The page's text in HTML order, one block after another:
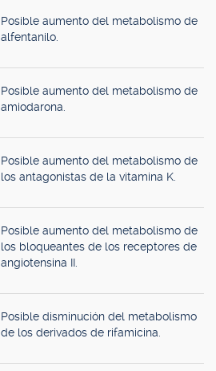
Posible aumento del metabolismo de
alfentanilo.
Posible aumento del metabolismo de
amiodarona.
Posible aumento del metabolismo de
los antagonistas de la vitamina K.
Posible aumento del metabolismo de
los bloqueantes de los receptores de
angiotensina II.
Posible disminución del metabolismo
de los derivados de rifamicina.